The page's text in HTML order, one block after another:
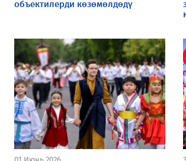
объектилерди көзөмөлдөдү